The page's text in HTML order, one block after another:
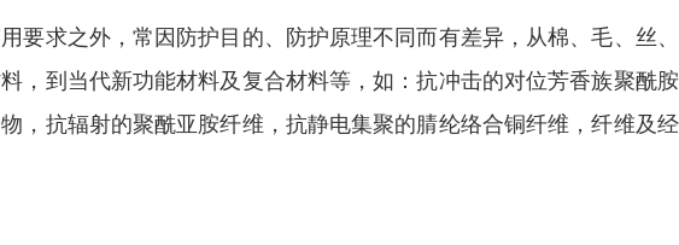
要求之外，常因防护目的、防护原理不同而有差异，从棉、毛、丝
，到当代新功能材料及复合材料等，如：抗冲击的对位芳香族聚酰
，抗辐射的聚酰亚胺纤维，抗静电集聚的腈纶络合铜纤维，纤维及